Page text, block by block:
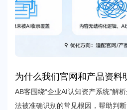
为什么我们官网和产品资料
AI搜索和问答里还是经常不
AB客围绕“企业AI认知资产系统”解
法被准确识别的常见根因，帮助判